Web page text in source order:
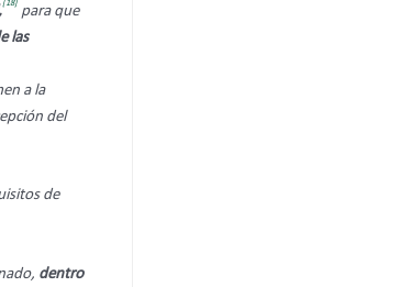
[18]
para que
las
a la
del
de
dentro